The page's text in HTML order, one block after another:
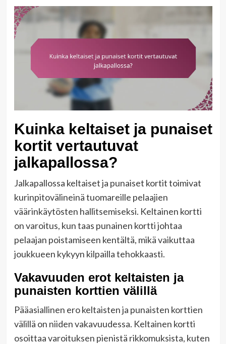
Kuinka keltaiset ja punaiset
kortit vertautuvat
jalkapallossa?
Jalkapallossa keltaiset ja punaiset kortit toimivat
kurinpitovälineinä tuomareille pelaajien
väärinkäytösten hallitsemiseksi. Keltainen kortti
on varoitus, kun taas punainen kortti johtaa
pelaajan poistamiseen kentältä, mikä vaikuttaa
joukkueen kykyyn kilpailla tehokkaasti.
Vakavuuden erot keltaisten ja
punaisten korttien välillä
Pääasiallinen ero keltaisten ja punaisten korttien
välillä on niiden vakavuudessa. Keltainen kortti
osoittaa varoituksen pienistä rikkomuksista, kuten